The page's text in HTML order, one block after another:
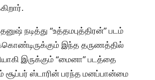
நடித்து “உத்தமபுத்திரன்” படம்
இந்த தருணத்தில்
இருக்கும் “மைனா” படத்தை
சூப்பர் ஸ்டாரின் பரந்த மனப்பான்மை